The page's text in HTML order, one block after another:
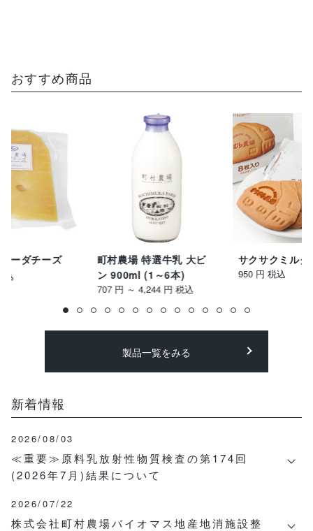
おすすめ商品
ーダチーズ
込
町村農場 特選牛乳 大ビ
ン 900ml (1～6本)
707 円 ～ 4,244 円 税込
サクサクミルク
950 円 税込
製品一覧をみる
新着情報
2026/08/03
≪重要≫原料乳放射性物質検査の第174回
(2026年7月)結果について
2026/07/22
株式会社町村農場バイオマス地産地消施設整